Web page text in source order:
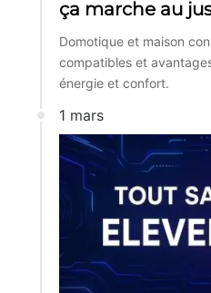
ça marche au
Domotique et maison
compatibles et
énergie et confort.
1 mars